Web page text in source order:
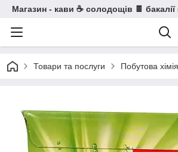
Магазин - кави ☕ солодощів 🍫 бакалії
Товари та послуги Побутова хімія